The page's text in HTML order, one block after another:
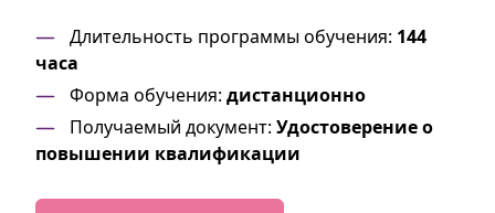
Длительность программы обучения: 144
часа
Форма обучения: дистанционно
Получаемый документ: Удостоверение о
повышении квалификации